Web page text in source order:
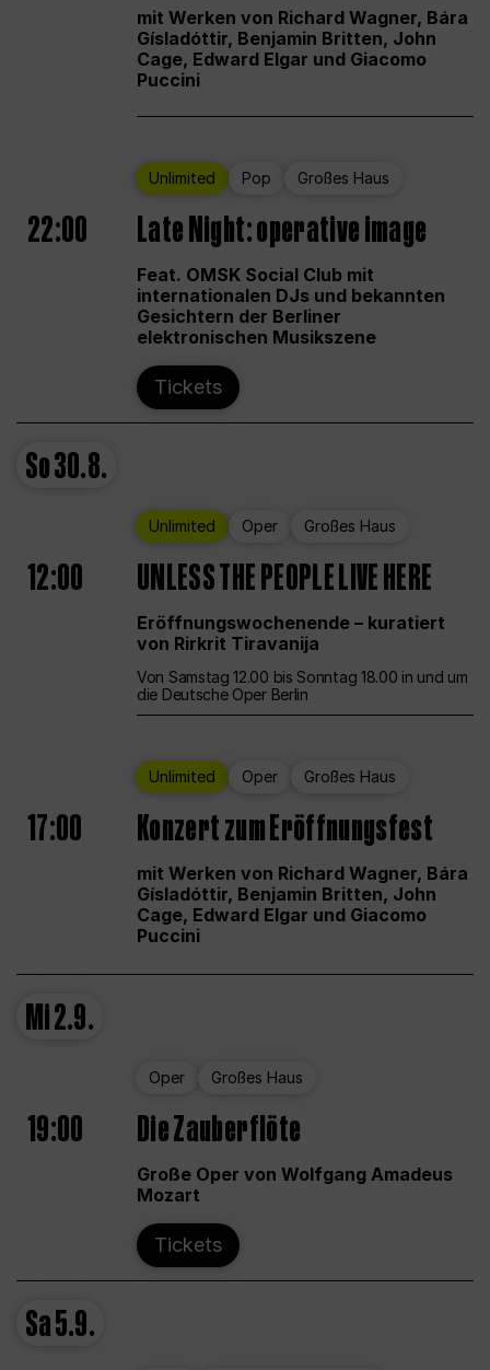
mit Werken von Richard Wagner, Bára
Gísladóttir, Benjamin Britten, John
Cage, Edward Elgar und Giacomo
Puccini
Unlimited Pop Großes Haus
22:00 Late Night: operative image
Feat. OMSK Social Club mit
internationalen DJs und bekannten
Gesichtern der Berliner
elektronischen Musikszene
Tickets
So30.8.
Unlimited Oper Großes Haus
12:00 UNLESS THE PEOPLE LIVE HERE
Eröffnungswochenende – kuratiert
von Rirkrit Tiravanija
Von Samstag 12.00 bis Sonntag 18.00 in und um
die Deutsche Oper Berlin
Unlimited Oper Großes Haus
17:00 Konzert zum Eröffnungsfest
mit Werken von Richard Wagner, Bára
Gísladóttir, Benjamin Britten, John
Cage, Edward Elgar und Giacomo
Puccini
Mi2.9.
Oper Großes Haus
19:00 Die Zauberflöte
Große Oper von Wolfgang Amadeus
Mozart
Tickets
Sa5.9.